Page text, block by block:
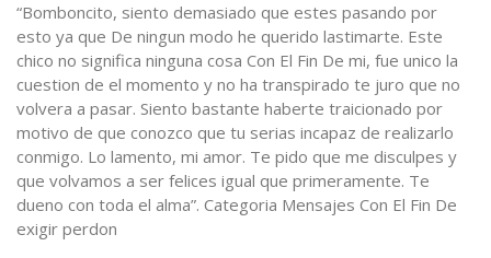
“Bomboncito, siento demasiado que estes pasando por
esto ya que De ningun modo he querido lastimarte. Este
chico no significa ninguna cosa Con El Fin De mi, fue unico la
cuestion de el momento y no ha transpirado te juro que no
volvera a pasar. Siento bastante haberte traicionado por
motivo de que conozco que tu serias incapaz de realizarlo
conmigo. Lo lamento, mi amor. Te pido que me disculpes y
que volvamos a ser felices igual que primeramente. Te
dueno con toda el alma”. Categoria Mensajes Con El Fin De
exigir perdon